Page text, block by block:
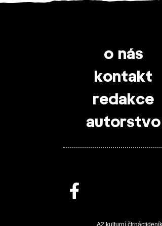
o nás
kontakt
redakce
autorstvo
A2 kulturní